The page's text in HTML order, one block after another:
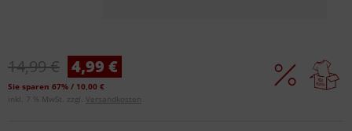
14,99 € 4,99 €
Sie sparen 67% / 10,00 €
inkl. 7 % MwSt. zzgl. Versandkosten